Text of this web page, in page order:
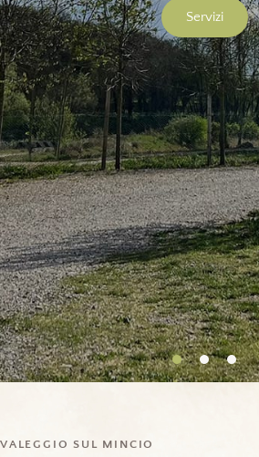
Servizi
VALEGGIO SUL MINCIO